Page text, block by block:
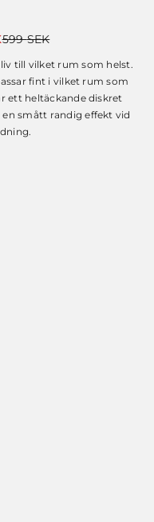
599SEK
till vilket rum som helst.
fint i vilket rum som
ett heltäckande diskret
smått randig effekt vid